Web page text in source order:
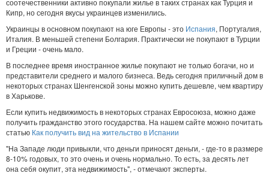
соотечественники активно покупали жилье в таких странах как Турция и
Кипр, но сегодня вкусы украинцев изменились.
Украинцы в основном покупают на юге Европы - это Испания, Португалия,
Италия. В меньшей степени Болгария. Практически не покупают в Турции
и Греции - очень мало.
В последнее время иностранное жилье покупают не только богачи, но и
представители среднего и малого бизнеса. Ведь сегодня приличный дом в
некоторых странах Шенгенской зоны можно купить дешевле, чем квартиру
в Харькове.
Если купить недвижимость в некоторых странах Евросоюза, можно даже
получить гражданство этого государства. На нашем сайте можно почитать
статью Как получить вид на жительство в Испании
"На Западе люди привыкли, что деньги приносят деньги, - где-то в размере
8-10% годовых, то это очень и очень нормально. То есть, за десять лет
она себя окупит, эта недвижимость", - отмечают эксперты.